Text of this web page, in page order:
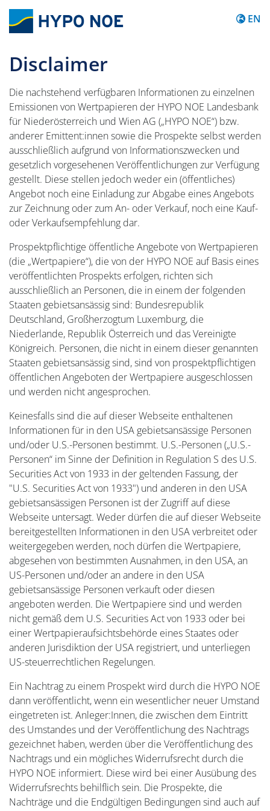
EN
Disclaimer
Die nachstehend verfügbaren Informationen zu einzelnen
Emissionen von Wertpapieren der HYPO NOE Landesbank
für Niederösterreich und Wien AG („HYPO NOE“) bzw.
anderer Emittent:innen sowie die Prospekte selbst werden
ausschließlich aufgrund von Informationszwecken und
gesetzlich vorgesehenen Veröffentlichungen zur Verfügung
gestellt. Diese stellen jedoch weder ein (öffentliches)
Angebot noch eine Einladung zur Abgabe eines Angebots
zur Zeichnung oder zum An- oder Verkauf, noch eine Kauf-
oder Verkaufsempfehlung dar.
Prospektpflichtige öffentliche Angebote von Wertpapieren
(die „Wertpapiere“), die von der HYPO NOE auf Basis eines
veröffentlichten Prospekts erfolgen, richten sich
ausschließlich an Personen, die in einem der folgenden
Staaten gebietsansässig sind: Bundesrepublik
Deutschland, Großherzogtum Luxemburg, die
Niederlande, Republik Österreich und das Vereinigte
Königreich. Personen, die nicht in einem dieser genannten
Staaten gebietsansässig sind, sind von prospektpflichtigen
öffentlichen Angeboten der Wertpapiere ausgeschlossen
und werden nicht angesprochen.
Keinesfalls sind die auf dieser Webseite enthaltenen
Informationen für in den USA gebietsansässige Personen
und/oder U.S.-Personen bestimmt. U.S.-Personen („U.S.-
Personen“ im Sinne der Definition in Regulation S des U.S.
Securities Act von 1933 in der geltenden Fassung, der
"U.S. Securities Act von 1933") und anderen in den USA
gebietsansässigen Personen ist der Zugriff auf diese
Webseite untersagt. Weder dürfen die auf dieser Webseite
bereitgestellten Informationen in den USA verbreitet oder
weitergegeben werden, noch dürfen die Wertpapiere,
abgesehen von bestimmten Ausnahmen, in den USA, an
US-Personen und/oder an andere in den USA
gebietsansässige Personen verkauft oder diesen
angeboten werden. Die Wertpapiere sind und werden
nicht gemäß dem U.S. Securities Act von 1933 oder bei
einer Wertpapieraufsichtsbehörde eines Staates oder
anderen Jurisdiktion der USA registriert, und unterliegen
US-steuerrechtlichen Regelungen.
Ein Nachtrag zu einem Prospekt wird durch die HYPO NOE
dann veröffentlicht, wenn ein wesentlicher neuer Umstand
eingetreten ist. Anleger:Innen, die zwischen dem Eintritt
des Umstandes und der Veröffentlichung des Nachtrags
gezeichnet haben, werden über die Veröffentlichung des
Nachtrags und ein mögliches Widerrufsrecht durch die
HYPO NOE informiert. Diese wird bei einer Ausübung des
Widerrufsrechts behilflich sein. Die Prospekte, die
Nachträge und die Endgültigen Bedingungen sind auch auf